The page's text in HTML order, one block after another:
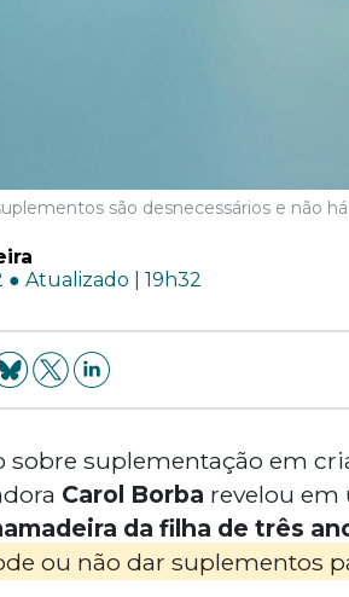
são desnecessários e não
● Atualizado | 19h32
sobre suplementação em
Carol Borba revelou em
da filha de três
ou não dar suplementos